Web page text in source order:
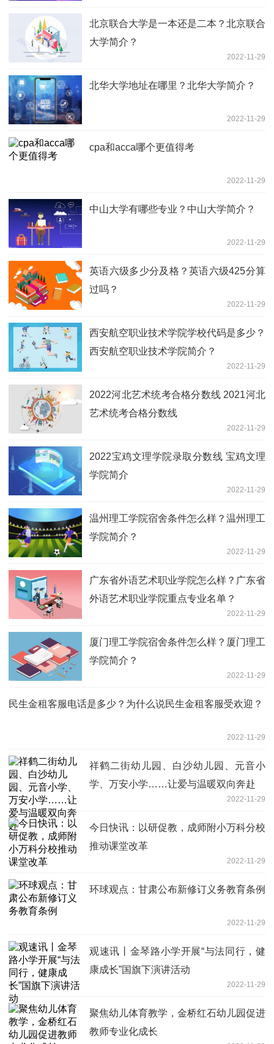
北京联合大学是一本还是二本？北京联合
大学简介？
2022-11-29
北华大学地址在哪里？北华大学简介？
2022-11-29
cpa和acca哪个更值得考
2022-11-29
中山大学有哪些专业？中山大学简介？
2022-11-29
英语六级多少分及格？英语六级425分算
过吗？
2022-11-29
西安航空职业技术学院学校代码是多少？
西安航空职业技术学院简介？
2022-11-29
2022河北艺术统考合格分数线 2021河北
艺术统考合格分数线
2022-11-29
2022宝鸡文理学院录取分数线 宝鸡文理
学院简介
2022-11-29
温州理工学院宿舍条件怎么样？温州理工
学院简介？
2022-11-29
广东省外语艺术职业学院怎么样？广东省
外语艺术职业学院重点专业名单？
2022-11-29
厦门理工学院宿舍条件怎么样？厦门理工
学院简介？
2022-11-29
民生金租客服电话是多少？为什么说民生金租客服受欢迎？
2022-11-29
祥鹤二街幼儿园、白沙幼儿园、元音小
学、万安小学……让爱与温暖双向奔赴
2022-11-29
今日快讯：以研促教，成师附小万科分校
推动课堂改革
2022-11-29
环球观点：甘肃公布新修订义务教育条例
2022-11-29
观速讯丨金琴路小学开展“与法同行，健
康成长”国旗下演讲活动
2022-11-29
聚焦幼儿体育教学，金桥红石幼儿园促进
教师专业化成长